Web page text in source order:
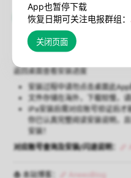
在线安装（必须Safari浏览
返回桌面查看安装进度
安装过程中请勿点击桌面此
文件存储在海外，下载较慢，
iPa安装后需对应账号验证后才
你已认真完整阅读安装说明，
安装！
对应账号查询及安装/闪退说明：
本站博客：
AneeoBlog
App也暂停下载
恢复日期可关注电报群组：